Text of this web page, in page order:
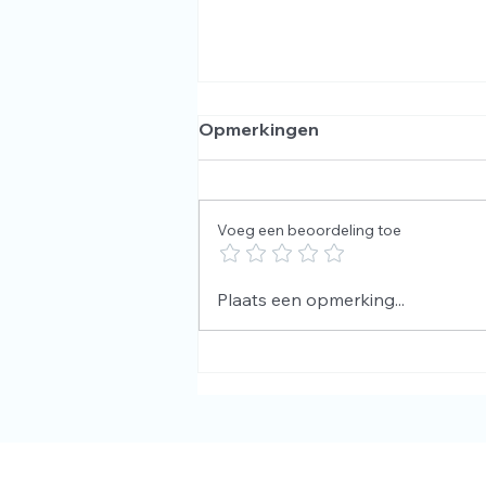
Fijne vakantie toe!
Opmerkingen
Voeg een beoordeling toe
Plaats een opmerking...